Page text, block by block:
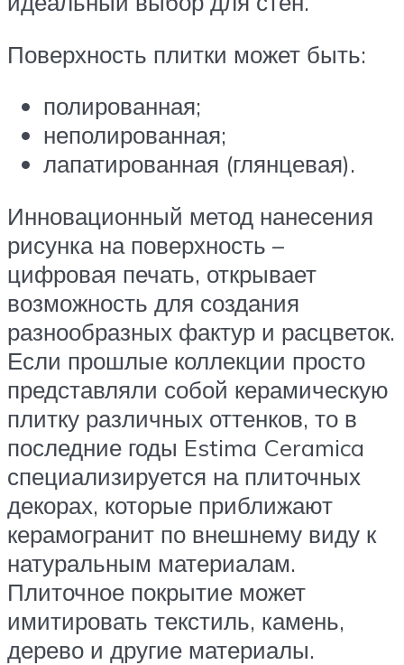
Поверхность плитки может быть:
полированная;
неполированная;
лапатированная (глянцевая).
Инновационный метод нанесения
рисунка на поверхность –
цифровая печать, открывает
возможность для создания
разнообразных фактур и расцветок.
Если прошлые коллекции просто
представляли собой керамическую
плитку различных оттенков, то в
последние годы Estima Ceramica
специализируется на плиточных
декорах, которые приближают
керамогранит по внешнему виду к
натуральным материалам.
Плиточное покрытие может
имитировать текстиль, камень,
дерево и другие материалы.